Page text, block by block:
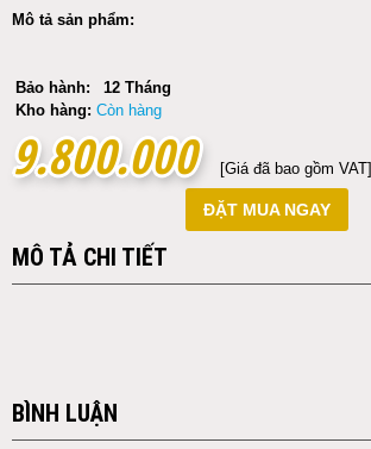
Mô tả sản phẩm:
Bảo hành:
12 Tháng
Kho hàng: Còn hàng
9.800.000
9.800.000 [Giá đã bao gồm VAT]
ĐẶT MUA NGAY
MÔ TẢ CHI TIẾT
BÌNH LUẬN